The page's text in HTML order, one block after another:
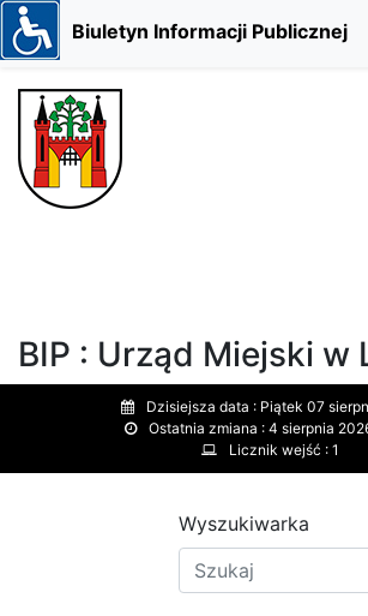
Biuletyn Informacji Publicznej
BIP : Urząd Miejski w
Dzisiejsza data : Piątek 07
Ostatnia zmiana : 4 sierpnia
Licznik wejść : 1
Wyszukiwarka